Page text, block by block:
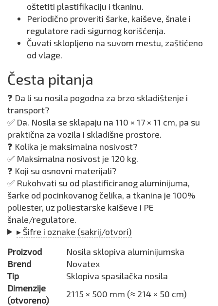
oštetiti plastifikaciju i tkaninu.
Periodično proveriti šarke, kaiševe, šnale i
regulatore radi sigurnog korišćenja.
Čuvati sklopljeno na suvom mestu, zaštićeno
od vlage.
Česta pitanja
❓ Da li su nosila pogodna za brzo skladištenje i
transport?
✅ Da. Nosila se sklapaju na 110 × 17 × 11 cm, pa su
praktična za vozila i skladišne prostore.
❓ Kolika je maksimalna nosivost?
✅ Maksimalna nosivost je 120 kg.
❓ Koji su osnovni materijali?
✅ Rukohvati su od plastificiranog aluminijuma,
šarke od pocinkovanog čelika, a tkanina je 100%
poliester, uz poliestarske kaiševe i PE
šnale/regulatore.
▸ Šifre i oznake (sakrij/otvori)
Proizvod
Nosila sklopiva aluminijumska
Brend
Novatex
Tip
Sklopiva spasilačka nosila
Dimenzije
(otvoreno)
2115 × 500 mm (≈ 214 × 50 cm)